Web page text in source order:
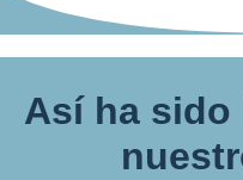
Así ha sido